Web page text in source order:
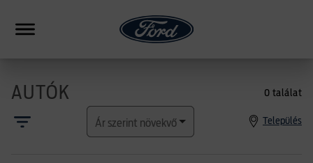
AUTÓK 0 találat
Település
Ár szerint növekvő